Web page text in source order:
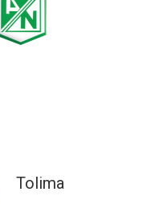
Tolima